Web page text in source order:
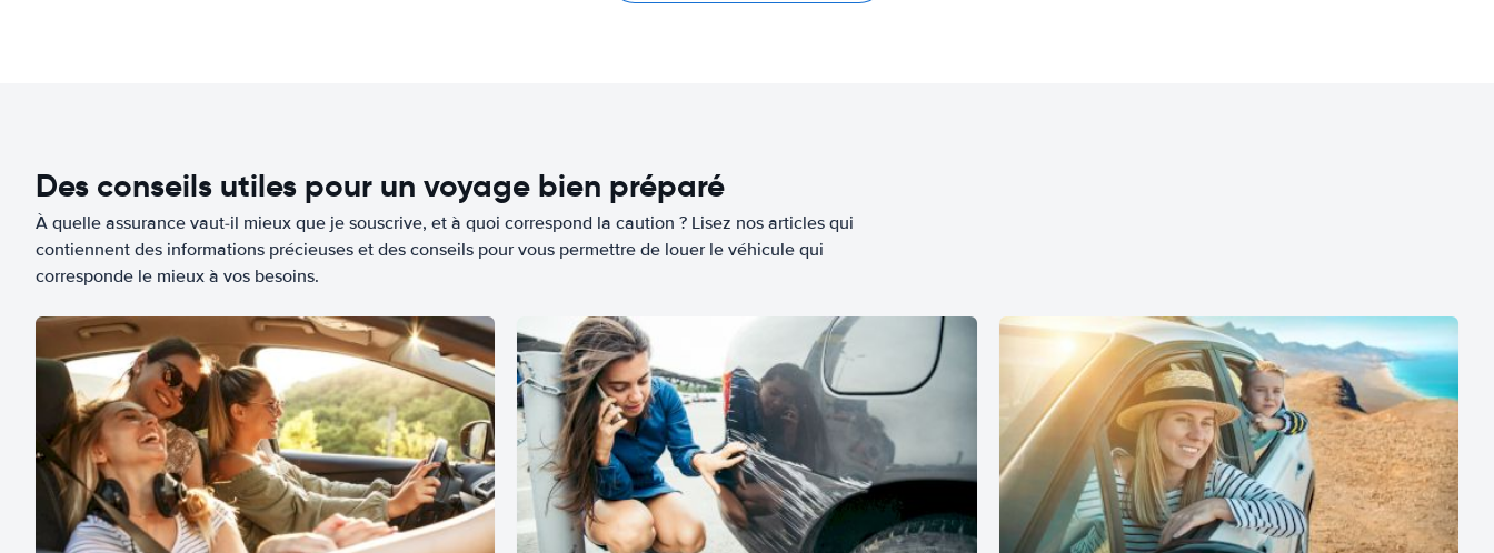
Des conseils utiles pour un voyage bien préparé
À quelle assurance vaut-il mieux que je souscrive, et à quoi correspond la caution ? Lisez nos articles qui
contiennent des informations précieuses et des conseils pour vous permettre de louer le véhicule qui
corresponde le mieux à vos besoins.